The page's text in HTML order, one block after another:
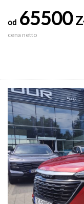
od 65500
cena netto